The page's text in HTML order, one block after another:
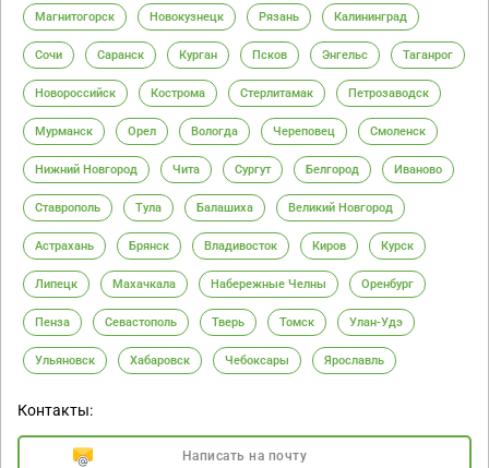
Магнитогорск Новокузнецк Рязань Калининград
Сочи Саранск Курган Псков Энгельс Таганрог
Новороссийск Кострома Стерлитамак Петрозаводск
Мурманск Орел Вологда Череповец Смоленск
Нижний Новгород Чита Сургут Белгород Иваново
Ставрополь Тула Балашиха Великий Новгород
Астрахань Брянск Владивосток Киров Курск
Липецк Махачкала Набережные Челны Оренбург
Пенза Севастополь Тверь Томск Улан-Удэ
Ульяновск Хабаровск Чебоксары Ярославль
Контакты:
Написать на почту